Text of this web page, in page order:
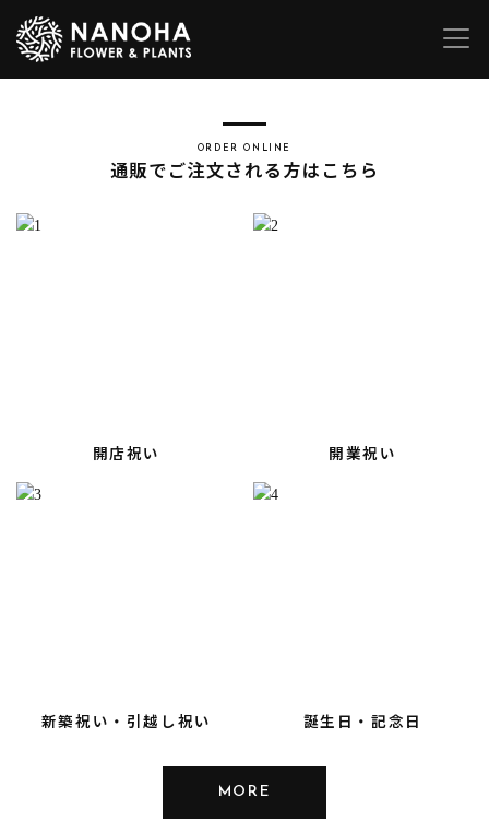
ORDER ONLINE
通販でご注文される方はこちら
開店祝い 開業祝い
新築祝い・引越し祝い 誕生日・記念日
MORE